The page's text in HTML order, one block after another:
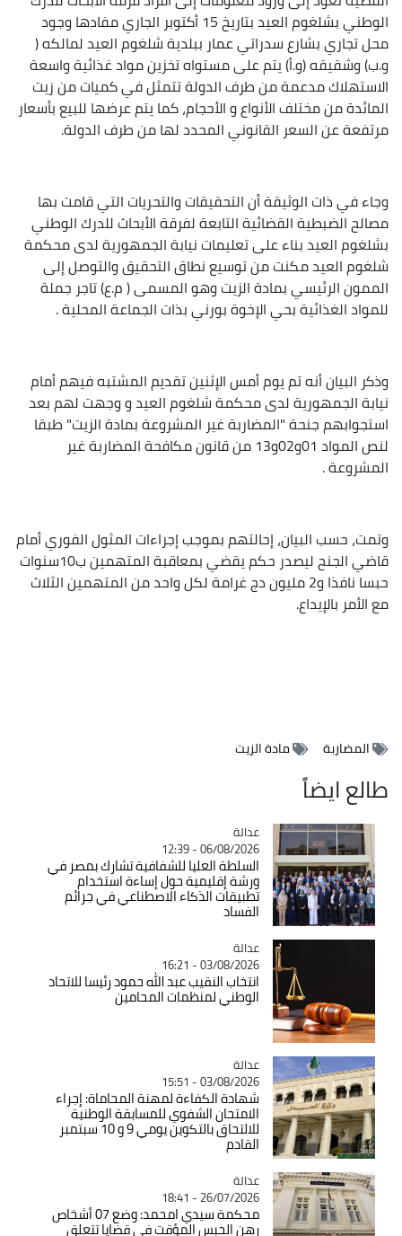
الوطني بشلغوم العيد بتاريخ 15 أكتوبر الجاري مفادها وجود
محل تجاري بشارع سدراتي عمار ببلدية شلغوم العيد لمالكه (
و.ب) وشقيقه (و.أ) يتم على مستواه تخزين مواد غذائية واسعة
الاستهلاك مدعمة من طرف الدولة تتمثل في كميات من زيت
المائدة من مختلف الأنواع و الأحجام، كما يتم عرضها للبيع بأسعار
مرتفعة عن السعر القانوني المحدد لها من طرف الدولة.
وجاء في ذات الوثيقة أن التحقيقات والتحريات التي قامت بها
مصالح الضبطية القضائية التابعة لفرقة الأبحاث للدرك الوطني
بشلغوم العيد بناء على تعليمات نيابة الجمهورية لدى محكمة
شلغوم العيد مكنت من توسيع نطاق التحقيق والتوصل إلى
الممون الرئيسي بمادة الزيت وهو المسمى ( م.ع) تاجر جملة
للمواد الغذائية بحي الإخوة بورني بذات الجماعة المحلية .
وذكر البيان أنه تم يوم أمس الإثنين تقديم المشتبه فيهم أمام
نيابة الجمهورية لدى محكمة شلغوم العيد و وجهت لهم بعد
استجوابهم جنحة "المضاربة غير المشروعة بمادة الزيت" طبقا
لنص المواد 01و02و13 من قانون مكافحة المضاربة غير
المشروعة .
وتمت، حسب البيان، إحالتهم بموجب إجراءات المثول الفوري أمام
قاضي الجنح ليصدر حكم يقضي بمعاقبة المتهمين ب10سنوات
حبسا نافذا و2 مليون دج غرامة لكل واحد من المتهمين الثلاث
مع الأمر بالإيداع.
المضاربة مادة الزيت
طالع ايضاً
Catégorie
عدالة
06/08/2026 - 12:39
السلطة العليا للشفافية تشارك بمصر في
ورشة إقليمية حول إساءة استخدام
تطبيقات الذكاء الاصطناعي في جرائم
الفساد
Catégorie
عدالة
03/08/2026 - 16:21
انتخاب النقيب عبد الله حمود رئيسا للاتحاد
الوطني لمنظمات المحامين
Catégorie
عدالة
03/08/2026 - 15:51
شهادة الكفاءة لمهنة المحاماة: إجراء
الامتحان الشفوي للمسابقة الوطنية
للالتحاق بالتكوين يومي 9 و 10 سبتمبر
القادم
Catégorie
عدالة
26/07/2026 - 18:41
محكمة سيدي امحمد: وضع 07 أشخاص
رهن الحبس المؤقت في قضايا تتعلق